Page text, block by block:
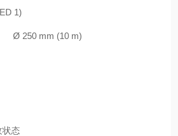
1)
Ø 250 mm (10 m)
状态